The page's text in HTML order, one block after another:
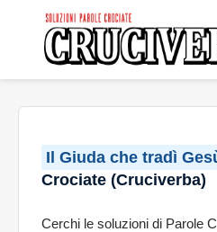
Il Giuda che tradì
Crociate (Cruciverba)
Cerchi le soluzioni di Parole